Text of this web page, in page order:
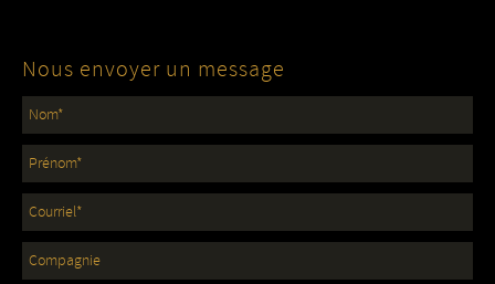
Nous envoyer un message